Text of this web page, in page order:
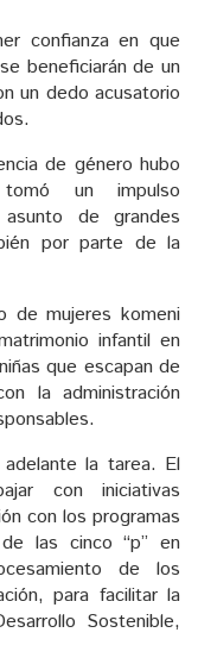
confianza en que
beneficiarán de un
un dedo acusatorio
de género hubo
un impulso
de grandes
por parte de la
de mujeres komeni
infantil en
que escapan de
la administración
la tarea. El
con iniciativas
con los programas
las cinco “p” en
de los
para facilitar la
Sostenible,